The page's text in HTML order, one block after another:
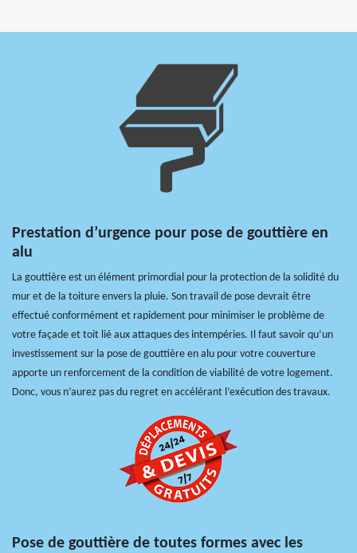
Prestation d’urgence pour pose de gouttière en
alu
La gouttière est un élément primordial pour la protection de la solidité du
mur et de la toiture envers la pluie. Son travail de pose devrait être
effectué conformément et rapidement pour minimiser le problème de
votre façade et toit lié aux attaques des intempéries. Il faut savoir qu’un
investissement sur la pose de gouttière en alu pour votre couverture
apporte un renforcement de la condition de viabilité de votre logement.
Donc, vous n’aurez pas du regret en accélérant l’exécution des travaux.
Pose de gouttière de toutes formes avec les